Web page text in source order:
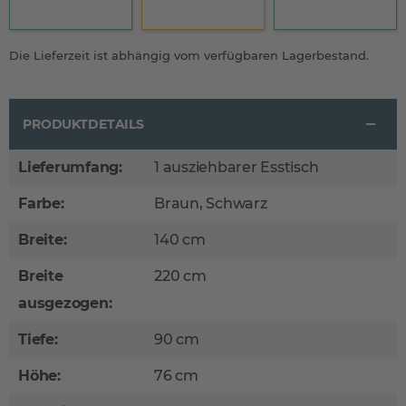
Die Lieferzeit ist abhängig vom verfügbaren Lagerbestand.
PRODUKTDETAILS
Lieferumfang: 1 ausziehbarer Esstisch
Farbe: Braun, Schwarz
Breite: 140 cm
Breite
ausgezogen:
220 cm
Tiefe: 90 cm
Höhe: 76 cm